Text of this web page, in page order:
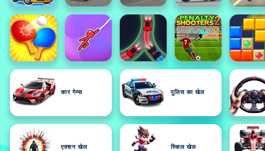
कार गेम्स पुलिस का खेल
एक्शन खेल स्किल खेल